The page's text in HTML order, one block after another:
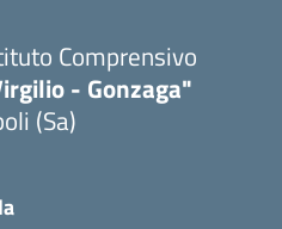
Comprensivo
- Gonzaga"
(Sa)